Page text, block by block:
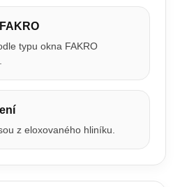
typu okna FAKRO
z eloxovaného hliníku.